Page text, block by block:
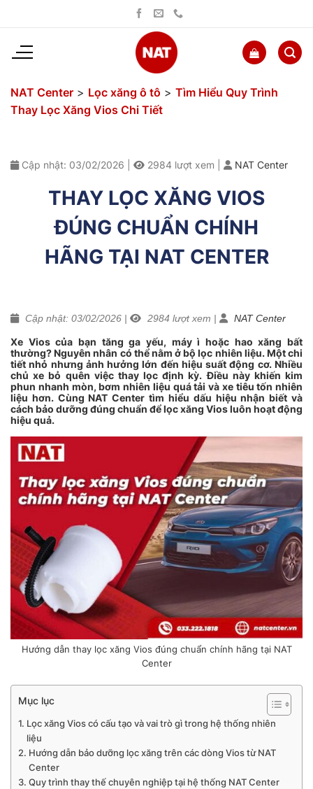
dung
NAT Center > Lọc xăng ô tô > Tìm Hiểu Quy Trình
Thay Lọc Xăng Vios Chi Tiết
Cập nhật: 03/02/2026 2984 lượt xem NAT Center
THAY LỌC XĂNG VIOS
ĐÚNG CHUẨN CHÍNH
HÃNG TẠI NAT CENTER
Cập nhật: 03/02/2026 | 2984 lượt xem | NAT Center
Xe Vios của bạn tăng ga yếu, máy ì hoặc hao xăng bất
thường? Nguyên nhân có thể nằm ở bộ lọc nhiên liệu. Một chi
tiết nhỏ nhưng ảnh hưởng lớn đến hiệu suất động cơ. Nhiều
chủ xe bỏ quên việc thay lọc định kỳ. Điều này khiến kim
phun nhanh mòn, bơm nhiên liệu quá tải và xe tiêu tốn nhiên
liệu hơn. Cùng NAT Center tìm hiểu dấu hiệu nhận biết và
cách bảo dưỡng đúng chuẩn để lọc xăng Vios luôn hoạt động
hiệu quả.
Hướng dẫn thay lọc xăng Vios đúng chuẩn chính hãng tại NAT
Center
Mục lục
Lọc xăng Vios có cấu tạo và vai trò gì trong hệ thống nhiên
liệu
Hướng dẫn bảo dưỡng lọc xăng trên các dòng Vios từ NAT
Center
Quy trình thay thế chuyên nghiệp tại hệ thống NAT Center